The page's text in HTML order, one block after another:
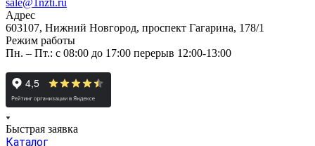
sale@1nzti.ru
Адрес
603107, Нижний Новгород, проспект Гагарина, 178/1
Режим работы
Пн. – Пт.: с 08:00 до 17:00 перерыв 12:00-13:00
Быстрая заявка
Каталог